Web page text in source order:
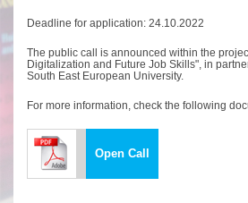
Deadline for application: 24.10.2022
The public call is announced within the
Digitalization and Future Job Skills", in
South East European University.
For more information, check the following
Open Call